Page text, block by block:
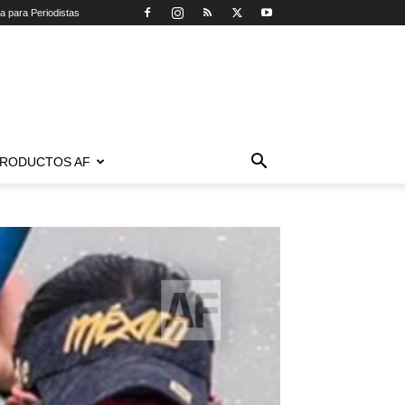
para Periodistas
AF